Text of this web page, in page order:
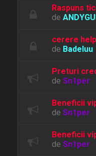
Raspuns
de
cerere
de Badeluu
Preturi
de Sn1per
Beneficii
de Sn1per
Beneficii
de Sn1per